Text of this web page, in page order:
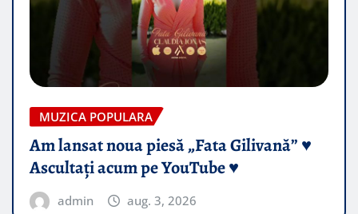
MUZICA POPULARA
Am lansat noua piesă „Fata Gilivană” ♥️
Ascultați acum pe YouTube ♥️
admin aug. 3, 2026